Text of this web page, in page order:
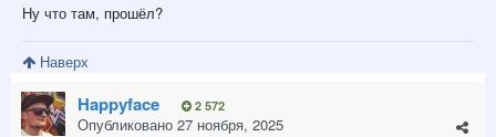
Ну что там, прошёл?
Наверх
Happyface 2 572
Опубликовано 27 ноября, 2025